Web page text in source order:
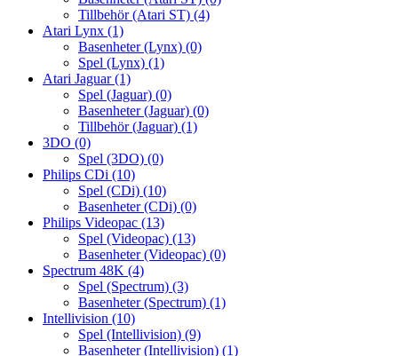
Tillbehör (Atari ST) (4)
Atari Lynx (1)
Basenheter (Lynx) (0)
Spel (Lynx) (1)
Atari Jaguar(1)
Spel (Jaguar) (0)
Basenheter (Jaguar) (0)
Tillbehör (Jaguar) (1)
3DO (0)
Spel (3DO) (0)
Philips CDi (10)
Spel (CDi) (10)
Basenheter (CDi) (0)
Philips Videopac (13)
Spel (Videopac) (13)
Basenheter (Videopac) (0)
Spectrum 48K (4)
Spel (Spectrum) (3)
Basenheter (Spectrum) (1)
Intellivision (10)
Spel (Intellivision) (9)
Basenheter (Intellivision) (1)